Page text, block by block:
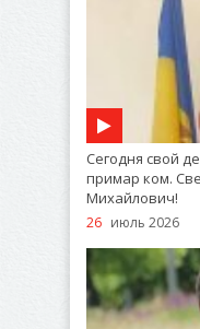
Сегодня свой
примар ком.
Михайлович!
26 июль 2026